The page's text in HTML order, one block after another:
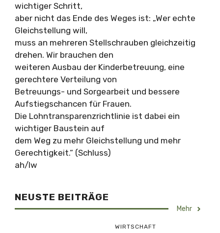
wichtiger Schritt,
aber nicht das Ende des Weges ist: „Wer echte
Gleichstellung will,
muss an mehreren Stellschrauben gleichzeitig
drehen. Wir brauchen den
weiteren Ausbau der Kinderbetreuung, eine
gerechtere Verteilung von
Betreuungs- und Sorgearbeit und bessere
Aufstiegschancen für Frauen.
Die Lohntransparenzrichtlinie ist dabei ein
wichtiger Baustein auf
dem Weg zu mehr Gleichstellung und mehr
Gerechtigkeit.“ (Schluss)
ah/lw
NEUSTE BEITRÄGE
Mehr
WIRTSCHAFT